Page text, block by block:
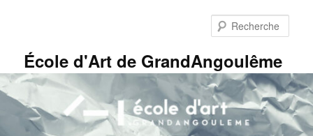
principalÉcole d'Art de GrandAngoulême